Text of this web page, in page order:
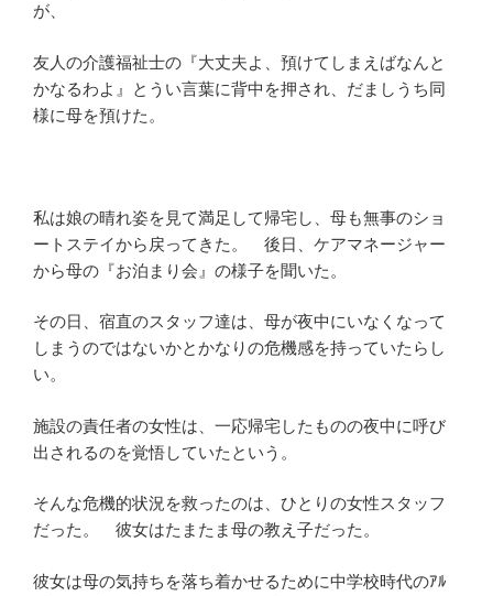
が、
友人の介護福祉士の『大丈夫よ、預けてしまえばなんと
かなるわよ』とうい言葉に背中を押され、だましうち同
様に母を預けた。
私は娘の晴れ姿を見て満足して帰宅し、母も無事のショ
ートステイから戻ってきた。 後日、ケアマネージャー
から母の『お泊まり会』の様子を聞いた。
その日、宿直のスタッフ達は、母が夜中にいなくなって
しまうのではないかとかなりの危機感を持っていたらし
い。
施設の責任者の女性は、一応帰宅したものの夜中に呼び
出されるのを覚悟していたという。
そんな危機的状況を救ったのは、ひとりの女性スタッフ
だった。 彼女はたまたま母の教え子だった。
彼女は母の気持ちを落ち着かせるために中学校時代のｱﾙ